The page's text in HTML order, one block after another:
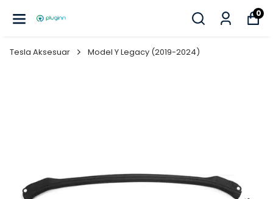
0
Tesla Aksesuar Model Y Legacy (2019-2024)